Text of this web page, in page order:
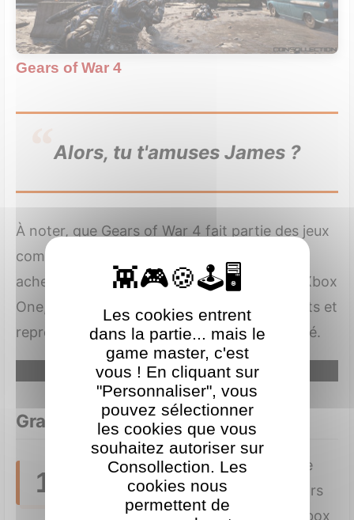
Gears of War 4
Alors, tu t'amuses James ?
À noter, que Gears of War 4 fait partie des jeux
compatibles cross-buy, c'est-à-dire qu'en
achetant le jeu dématérialisé sur PC ou sur Xbox
One, vous pouvez jouer sur les deux supports et
reprendre votre partie là où vous étiez arrêté.
Google Adsense est désactivé. Autoriser
Graphismes et direction artistique
17
La direction artistique est de
toute beauté. J'ai joué à Gears
of War 4 sur ma première Xbox
Les cookies entrent
dans la partie... mais le
game master, c'est
vous ! En cliquant sur
"Personnaliser", vous
pouvez sélectionner
les cookies que vous
souhaitez autoriser sur
Consollection. Les
cookies nous
permettent de